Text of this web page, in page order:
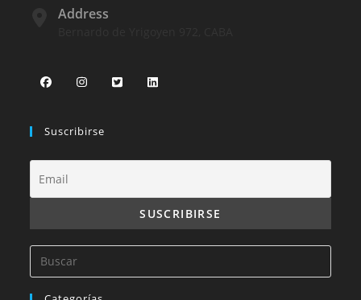
Address
Suscribirse